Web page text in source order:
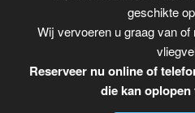
geschikte
Wij vervoeren u graag van
Reserveer nu online of
die kan oplopen